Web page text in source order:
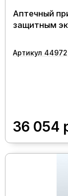
Аптечный
защитным
Артикул 44972
36 054